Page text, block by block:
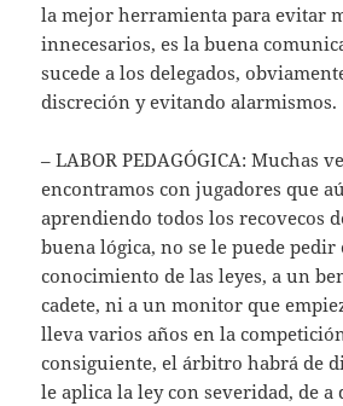
la mejor herramienta para evitar
innecesarios, es la buena
sucede a los delegados,
discreción y evitando alarmismos.
– LABOR PEDAGÓGICA: Muchas
encontramos con jugadores que
aprendiendo todos los recovecos
buena lógica, no se le puede pedir
conocimiento de las leyes, a un
cadete, ni a un monitor que
lleva varios años en la
consiguiente, el árbitro habrá de
le aplica la ley con severidad, de